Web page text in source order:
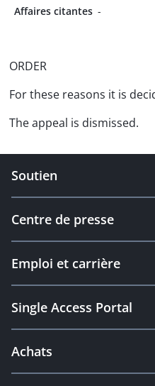
Affaires citantes -
ORDER
For these reasons it is
The appeal is dismissed.
Soutien
Centre de presse
Emploi et carrière
Single Access Portal
Achats